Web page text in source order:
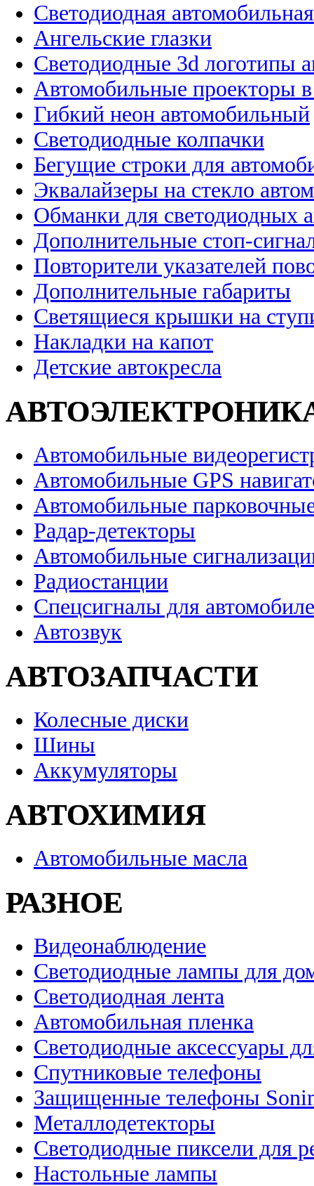
Светодиодная
Ангельские глазки
Светодиодные 3d логотипы
Автомобильные проекторы
Гибкий неон автомобильный
Светодиодные колпачки
Бегущие строки для
Эквалайзеры на стекло
Обманки для светодиодных
Дополнительные стоп-
Повторители указателей
Дополнительные габариты
Светящиеся крышки на
Накладки на капот
Детские автокресла
Автомобильные
Автомобильные GPS
Автомобильные
Радар-детекторы
Автомобильные
Радиостанции
Спецсигналы для
Автозвук
АВТОЗАПЧАСТИ
Колесные диски
Шины
Аккумуляторы
АВТОХИМИЯ
Автомобильные масла
РАЗНОЕ
Видеонаблюдение
Светодиодные лампы для
Светодиодная лента
Автомобильная пленка
Светодиодные аксессуары
Спутниковые телефоны
Защищенные телефоны
Металлодетекторы
Светодиодные пиксели для
Настольные лампы